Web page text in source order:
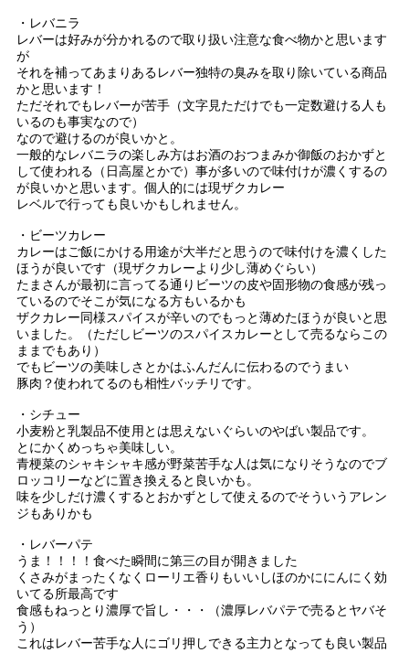
・レバニラ
レバーは好みが分かれるので取り扱い注意な食べ物かと思います
が
それを補ってあまりあるレバー独特の臭みを取り除いている商品
かと思います！
ただそれでもレバーが苦手（文字見ただけでも一定数避ける人も
いるのも事実なので）
なので避けるのが良いかと。
一般的なレバニラの楽しみ方はお酒のおつまみか御飯のおかずと
して使われる（日高屋とかで）事が多いので味付けが濃くするの
が良いかと思います。個人的には現ザクカレー
レベルで行っても良いかもしれません。
・ビーツカレー
カレーはご飯にかける用途が大半だと思うので味付けを濃くした
ほうが良いです（現ザクカレーより少し薄めぐらい）
たまさんが最初に言ってる通りビーツの皮や固形物の食感が残っ
ているのでそこが気になる方もいるかも
ザクカレー同様スパイスが辛いのでもっと薄めたほうが良いと思
いました。（ただしビーツのスパイスカレーとして売るならこの
ままでもあり）
でもビーツの美味しさとかはふんだんに伝わるのでうまい
豚肉？使われてるのも相性バッチリです。
・シチュー
小麦粉と乳製品不使用とは思えないぐらいのやばい製品です。
とにかくめっちゃ美味しい。
青梗菜のシャキシャキ感が野菜苦手な人は気になりそうなのでブ
ロッコリーなどに置き換えると良いかも。
味を少しだけ濃くするとおかずとして使えるのでそういうアレン
ジもありかも
・レバーパテ
うま！！！！食べた瞬間に第三の目が開きました
くさみがまったくなくローリエ香りもいいしほのかににんにく効
いてる所最高です
食感もねっとり濃厚で旨し・・・（濃厚レバパテで売るとヤバそ
う）
これはレバー苦手な人にゴリ押しできる主力となっても良い製品